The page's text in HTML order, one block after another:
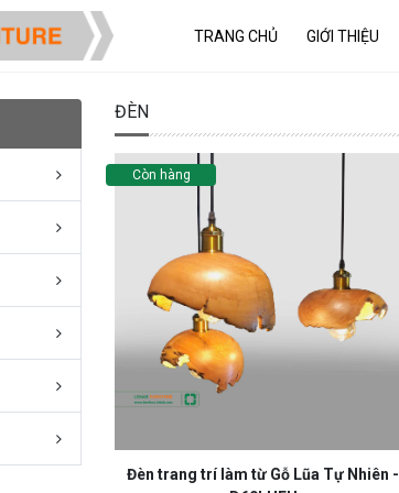
TRANG CHỦ GIỚI THIỆU
ĐÈN
Đèn trang trí làm từ Gỗ Lũa Tự Nhiên -
Còn hàng